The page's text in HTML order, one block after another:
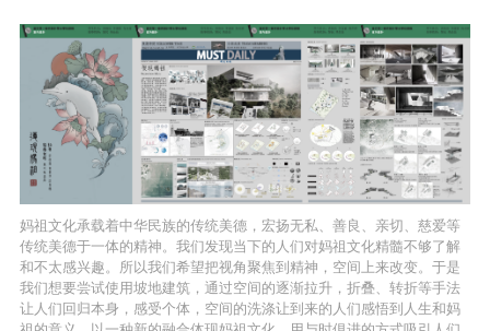
妈祖文化承载着中华民族的传统美德，宏扬无私、善良、亲切、慈爱等
传统美德于一体的精神。我们发现当下的人们对妈祖文化精髓不够了解
和不太感兴趣。所以我们希望把视角聚焦到精神，空间上来改变。于是
我们想要尝试使用坡地建筑，通过空间的逐渐拉升，折叠、转折等手法
让人们回归本身，感受个体，空间的洗涤让到来的人们感悟到人生和妈